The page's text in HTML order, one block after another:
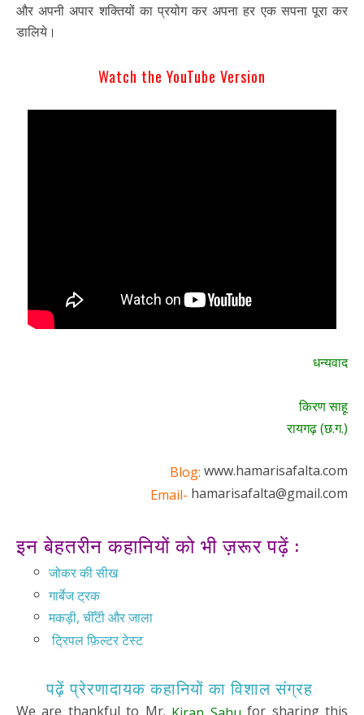
और अपनी अपार शक्तियों का प्रयोग कर अपना हर एक सपना पूरा कर
डालिये।
Watch the YouTube Version
धन्यवाद
किरण साहू
रायगढ़ (छ.ग.)
Blog: www.hamarisafalta.com
Email- hamarisafalta@gmail.com
इन बेहतरीन कहानियों को भी ज़रूर पढ़ें :
जोकर की सीख
गार्बेज ट्रक
मकड़ी, चीँटी और जाला
ट्रिपल फ़िल्टर टेस्ट
पढ़ें प्रेरणादायक कहानियों का विशाल संग्रह
We are thankful to Mr. for sharing this